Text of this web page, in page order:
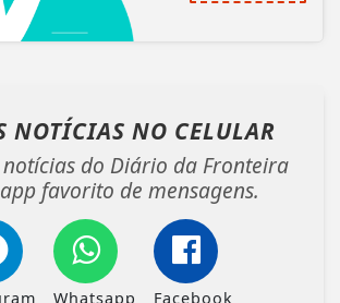
NOTÍCIAS NO CELULAR
notícias do Diário da Fronteira
favorito de mensagens.
Whatsapp Facebook